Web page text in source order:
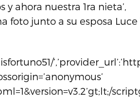
ahora nuestra 1ra nieta’,
foto junto a su esposa Luce